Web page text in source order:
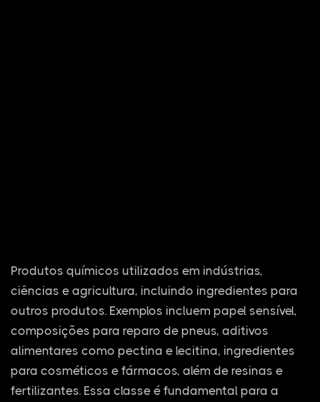
Produtos químicos utilizados em indústrias,
ciências e agricultura, incluindo ingredientes para
outros produtos. Exemplos incluem papel sensível,
composições para reparo de pneus, aditivos
alimentares como pectina e lecitina, ingredientes
para cosméticos e fármacos, além de resinas e
fertilizantes. Essa classe é fundamental para a